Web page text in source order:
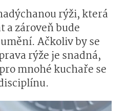
rýži, která
a zároveň bude
Ačkoliv by se
rýže je snadná,
mnohé kuchaře se